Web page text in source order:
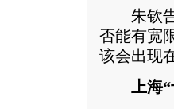
朱钦告
否能有宽
该会出现
上海“